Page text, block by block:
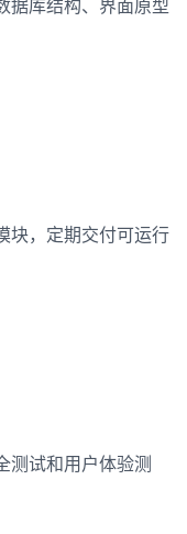
据库结构、界面原型
块，定期交付可运行
测试和用户体验测